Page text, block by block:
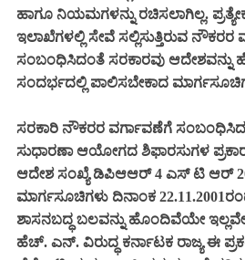
ಹಾಗೂ ನಿಯಮಗಳನ್ನು ರಚಿಸಲಾಗಿಲ್ಲ.
ಇಲಾಖೆಗಳಲ್ಲಿ ಸೇವೆ ಸಲ್ಲಿಸುತ್ತಿರುವ ನೌಕರರ
ಸಂಬಂಧಿಸಿದಂತೆ ಸರಕಾರವು ಆದೇಶವನ್ನು
ಸಂದರ್ಭದಲ್ಲಿ ಪಾಲಿಸಬೇಕಾದ
ಸರಕಾರಿ ನೌಕರರ ವರ್ಗಾವಣೆಗೆ
ಸುಧಾರಣಾ ಆಯೋಗದ ಶಿಫಾರಸುಗಳ ಪ್ರಕಾರ
ಆದೇಶ ಸಂಖ್ಯೆ ಡಿಪಿಆಆರ್ 4 ಎಸ್ ಟಿ ಆರ್
ಮಾರ್ಗಸೂಚಿಗಳು ದಿನಾಂಕ
ಶಾಸನಬದ್ಧ ಬಲವನ್ನು ಹೊಂದಿವೆಯೇ ಇಲ್ಲವೇ
ಹೆಚ್. ಎನ್. ವಿರುದ್ಧ ಕರ್ನಾಟಕ ರಾಜ್ಯ ಈ